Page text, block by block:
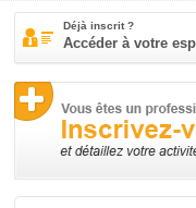
Déjà inscrit ?
Accéder à votre